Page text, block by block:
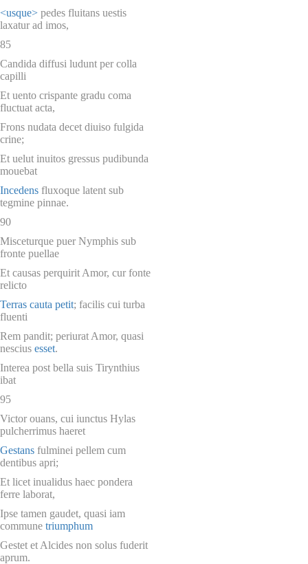
<usque> pedes fluitans uestis
laxatur ad imos,
85
Candida diffusi ludunt per colla
capilli
Et uento crispante gradu coma
fluctuat acta,
Frons nudata decet diuiso fulgida
crine;
Et uelut inuitos gressus pudibunda
mouebat
Incedens fluxoque latent sub
tegmine pinnae.
90
Misceturque puer Nymphis sub
fronte puellae
Et causas perquirit Amor, cur fonte
relicto
Terras cauta petit; facilis cui turba
fluenti
Rem pandit; periurat Amor, quasi
nescius esset.
Interea post bella suis Tirynthius
ibat
95
Victor ouans, cui iunctus Hylas
pulcherrimus haeret
Gestans fulminei pellem cum
dentibus apri;
Et licet inualidus haec pondera
ferre laborat,
Ipse tamen gaudet, quasi iam
commune triumphum
Gestet et Alcides non solus fuderit
aprum.